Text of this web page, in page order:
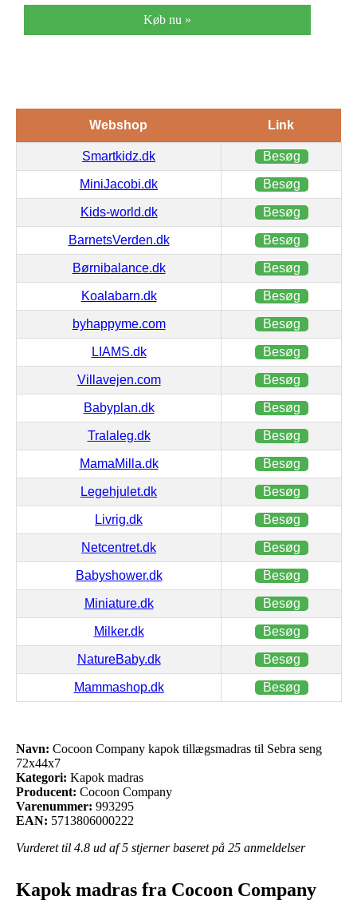
Køb nu »
Webshop Link
Smartkidz.dk Besøg
MiniJacobi.dk Besøg
Kids-world.dk Besøg
BarnetsVerden.dk Besøg
Børnibalance.dk Besøg
Koalabarn.dk Besøg
byhappyme.com Besøg
LIAMS.dk Besøg
Villavejen.com Besøg
Babyplan.dk Besøg
Tralaleg.dk Besøg
MamaMilla.dk Besøg
Legehjulet.dk Besøg
Livrig.dk Besøg
Netcentret.dk Besøg
Babyshower.dk Besøg
Miniature.dk Besøg
Milker.dk Besøg
NatureBaby.dk Besøg
Mammashop.dk Besøg
Navn: Cocoon Company kapok tillægsmadras til Sebra seng
72x44x7
Kategori: Kapok madras
Producent: Cocoon Company
Varenummer: 993295
EAN: 5713806000222
Vurderet til 4.8 ud af 5 stjerner baseret på 25 anmeldelser
Kapok madras fra Cocoon Company